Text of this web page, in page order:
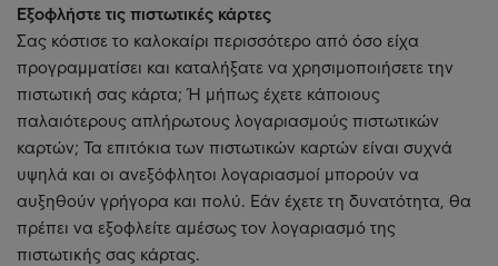
Εξοφλήστε τις πιστωτικές κάρτες
Σας κόστισε το καλοκαίρι περισσότερο από όσο είχα
προγραμματίσει και καταλήξατε να χρησιμοποιήσετε την
πιστωτική σας κάρτα; Ή μήπως έχετε κάποιους
παλαιότερους απλήρωτους λογαριασμούς πιστωτικών
καρτών; Τα επιτόκια των πιστωτικών καρτών είναι συχνά
υψηλά και οι ανεξόφλητοι λογαριασμοί μπορούν να
αυξηθούν γρήγορα και πολύ. Εάν έχετε τη δυνατότητα, θα
πρέπει να εξοφλείτε αμέσως τον λογαριασμό της
πιστωτικής σας κάρτας.